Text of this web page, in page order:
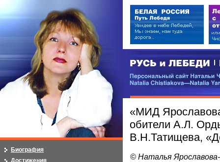
РУСЬ и ЛЕБЕДИ | RUSI —
Персональный сайт Натальи
«МИД
обители А.Л.
В.Н.Татищева,
© Наталья
Биография
Достижения